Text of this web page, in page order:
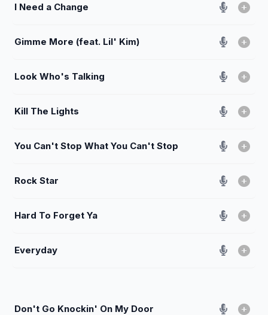
I Need a Change
Gimme More (feat. Lil' Kim)
Look Who's Talking
Kill The Lights
You Can't Stop What You Can't Stop
Rock Star
Hard To Forget Ya
Everyday
Don't Go Knockin' On My Door